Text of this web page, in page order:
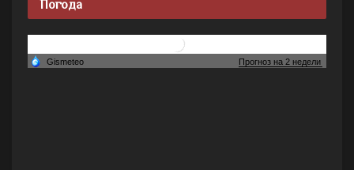
Погода